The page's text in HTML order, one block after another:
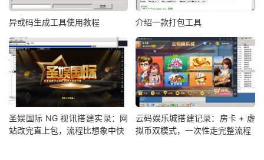
异或码生成工具使用教程 介绍一款打包工具
圣娱国际 NG 视讯搭建实录：网
站改完直上包，流程比想象中快
云码娱乐城搭建记录：房卡 + 虚
拟币双模式，一次性走完整流程